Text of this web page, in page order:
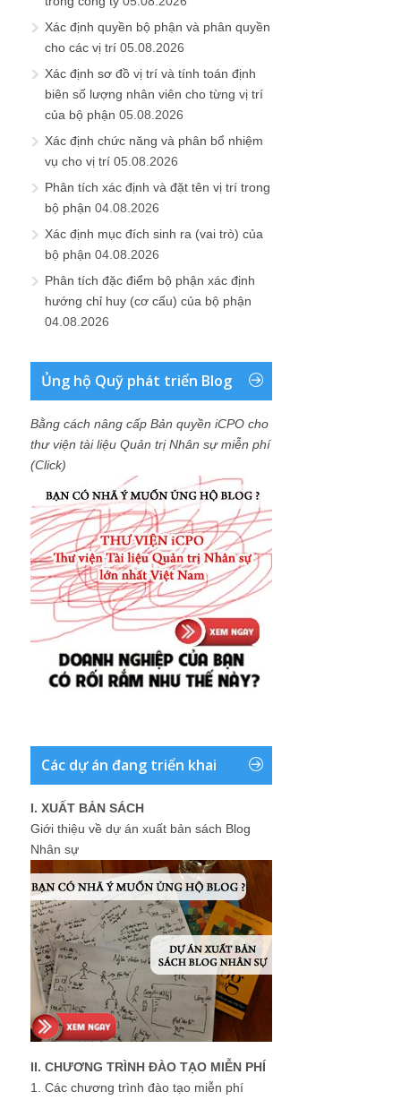
Xác định quyền bộ phận và phân quyền
cho các vị trí 05.08.2026
Xác định sơ đồ vị trí và tính toán định
biên số lượng nhân viên cho từng vị trí
của bộ phận 05.08.2026
Xác định chức năng và phân bổ nhiệm
vụ cho vị trí 05.08.2026
Phân tích xác định và đặt tên vị trí trong
bộ phận 04.08.2026
Xác định mục đích sinh ra (vai trò) của
bộ phận 04.08.2026
Phân tích đặc điểm bộ phận xác định
hướng chỉ huy (cơ cấu) của bộ phận
04.08.2026
Ủng hộ Quỹ phát triển Blog
Bằng cách nâng cấp Bản quyền iCPO cho
thư viện tài liệu Quản trị Nhân sự miễn phí
(Click)
Các dự án đang triển khai
I. XUẤT BẢN SÁCH
Giới thiệu về dự án xuất bản sách Blog
Nhân sự
II. CHƯƠNG TRÌNH ĐÀO TẠO MIỄN PHÍ
1. Các chương trình đào tạo miễn phí